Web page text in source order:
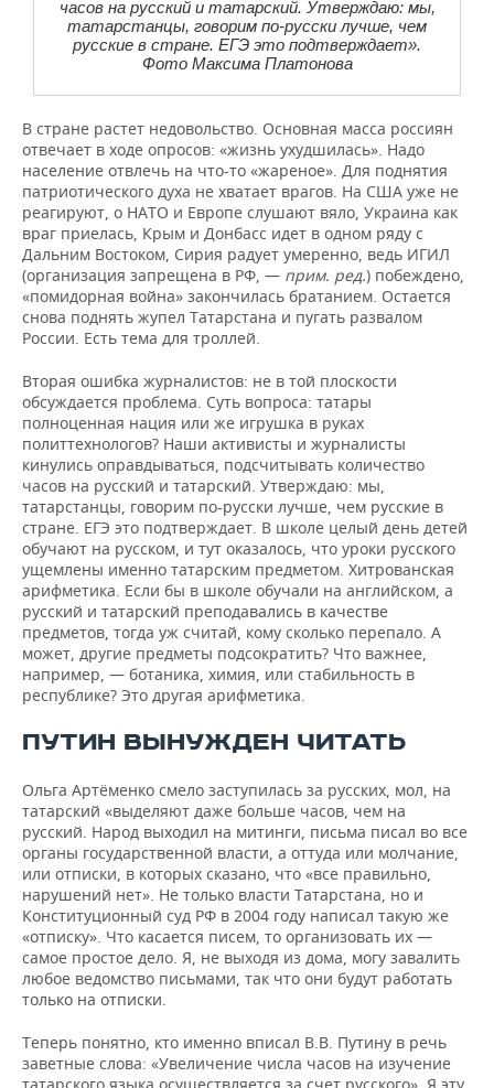
часов на русский и татарский. Утверждаю: мы,
татарстанцы, говорим по-русски лучше, чем
русские в стране. ЕГЭ это подтверждает».
Фото Максима Платонова
В стране растет недовольство. Основная масса россиян
отвечает в ходе опросов: «жизнь ухудшилась». Надо
население отвлечь на что-то «жареное». Для поднятия
патриотического духа не хватает врагов. На США уже не
реагируют, о НАТО и Европе слушают вяло, Украина как
враг приелась, Крым и Донбасс идет в одном ряду с
Дальним Востоком, Сирия радует умеренно, ведь ИГИЛ
(организация запрещена в РФ, — прим. ред.) побеждено,
«помидорная война» закончилась братанием. Остается
снова поднять жупел Татарстана и пугать развалом
России. Есть тема для троллей.
Вторая ошибка журналистов: не в той плоскости
обсуждается проблема. Суть вопроса: татары
полноценная нация или же игрушка в руках
политтехнологов? Наши активисты и журналисты
кинулись оправдываться, подсчитывать количество
часов на русский и татарский. Утверждаю: мы,
татарстанцы, говорим по-русски лучше, чем русские в
стране. ЕГЭ это подтверждает. В школе целый день детей
обучают на русском, и тут оказалось, что уроки русского
ущемлены именно татарским предметом. Хитрованская
арифметика. Если бы в школе обучали на английском, а
русский и татарский преподавались в качестве
предметов, тогда уж считай, кому сколько перепало. А
может, другие предметы подсократить? Что важнее,
например, — ботаника, химия, или стабильность в
республике? Это другая арифметика.
ПУТИН ВЫНУЖДЕН ЧИТАТЬ
Ольга Артёменко смело заступилась за русских, мол, на
татарский «выделяют даже больше часов, чем на
русский. Народ выходил на митинги, письма писал во все
органы государственной власти, а оттуда или молчание,
или отписки, в которых сказано, что «все правильно,
нарушений нет». Не только власти Татарстана, но и
Конституционный суд РФ в 2004 году написал такую же
«отписку». Что касается писем, то организовать их —
самое простое дело. Я, не выходя из дома, могу завалить
любое ведомство письмами, так что они будут работать
только на отписки.
Теперь понятно, кто именно вписал В.В. Путину в речь
заветные слова: «Увеличение числа часов на изучение